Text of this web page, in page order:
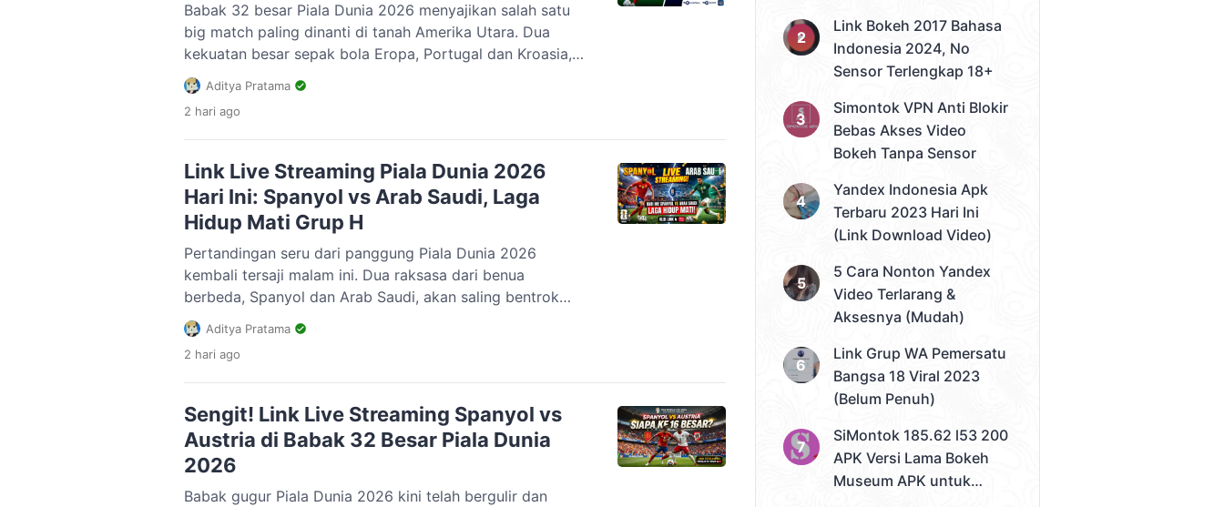
Babak 32 besar Piala Dunia 2026 menyajikan salah satu
big match paling dinanti di tanah Amerika Utara. Dua
kekuatan besar sepak bola Eropa, Portugal dan Kroasia,
akan saling hantam di BMO Field, Toronto, pada Jumat
pagi, 3 Juli 2026, pukul 06.00 WIB. Kedua tim sama-sama
lolos ke fase gugur sebagai runner-up di grup masing-
masing. Kini, […]
Aditya Pratama
2 hari ago
Link Live Streaming Piala Dunia 2026
Hari Ini: Spanyol vs Arab Saudi, Laga
Hidup Mati Grup H
Pertandingan seru dari panggung Piala Dunia 2026
kembali tersaji malam ini. Dua raksasa dari benua
berbeda, Spanyol dan Arab Saudi, akan saling bentrok
dalam matchday kedua Grup H di Atlanta Stadium,
Georgia, Amerika Serikat. Pertandingan krusial ini
dijadwalkan berlangsung pada Minggu, 21 Juni 2026,
dengan waktu kick-off pukul 23.00 WIB. Kedua tim
dipastikan tampil habis-habisan […]
Aditya Pratama
2 hari ago
Sengit! Link Live Streaming Spanyol vs
Austria di Babak 32 Besar Piala Dunia
2026
Babak gugur Piala Dunia 2026 kini telah bergulir dan
Link Bokeh 2017 Bahasa
Indonesia 2024, No
Sensor Terlengkap 18+
Simontok VPN Anti Blokir
Bebas Akses Video
Bokeh Tanpa Sensor
Yandex Indonesia Apk
Terbaru 2023 Hari Ini
(Link Download Video)
5 Cara Nonton Yandex
Video Terlarang &
Aksesnya (Mudah)
Link Grup WA Pemersatu
Bangsa 18 Viral 2023
(Belum Penuh)
SiMontok 185.62 l53 200
APK Versi Lama Bokeh
Museum APK untuk